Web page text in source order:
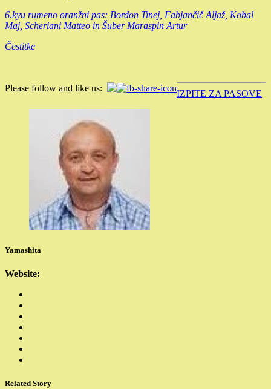
6.kyu rumeno oranžni pas: Bordon Tinej, Fabjančič Aljaž, Kobal
Maj, Scheriani Matteo in Šuber Maraspin Artur
Čestitke
Please follow and like us:
IZPITE ZA PASOVE
Yamashita
Website:
Related Story